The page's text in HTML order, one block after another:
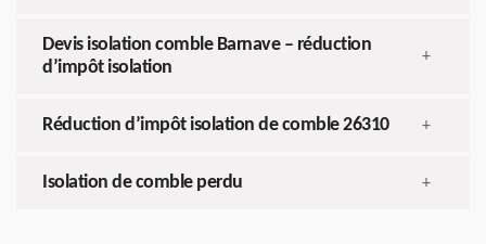
Devis isolation comble Barnave – réduction
d’impôt isolation
+
Réduction d’impôt isolation de comble 26310 +
Isolation de comble perdu +